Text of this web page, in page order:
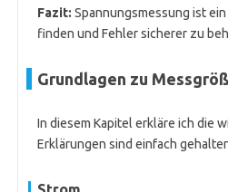
Fazit: Spannungsmessung ist
finden und Fehler sicherer zu
Grundlagen zu
In diesem Kapitel erkläre ich die
Erklärungen sind einfach